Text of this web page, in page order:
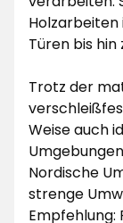
Türen bis hin
Trotz der
Weise auch
Nordische
strenge
Empfehlung: